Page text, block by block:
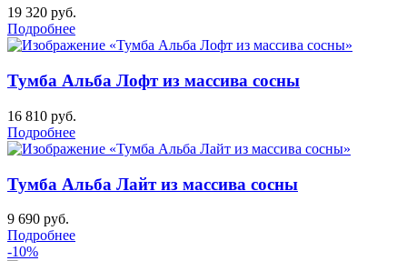
19 320 руб.
Подробнее
Тумба Альба Лофт из массива сосны
16 810 руб.
Подробнее
Тумба Альба Лайт из массива сосны
9 690 руб.
Подробнее
-10%